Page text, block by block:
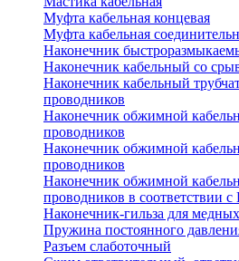
Муфта кабельная концевая
Муфта кабельная
Наконечник
Наконечник кабельный со
Наконечник кабельный
проводников
Наконечник обжимной
проводников
Наконечник обжимной
проводников
Наконечник обжимной
проводников в соответствии
Наконечник-гильза для
Пружина постоянного
Разъем слаботочный